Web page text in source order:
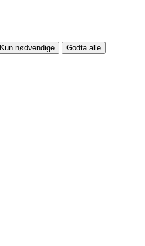
Kun nødvendige Godta alle